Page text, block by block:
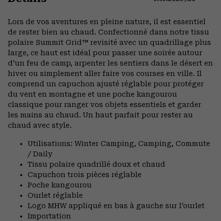
or
Lors de vos aventures en pleine nature, il est essentiel
de rester bien au chaud. Confectionné dans notre tissu
polaire Summit Grid™ revisité avec un quadrillage plus
large, ce haut est idéal pour passer une soirée autour
d’un feu de camp, arpenter les sentiers dans le désert en
hiver ou simplement aller faire vos courses en ville. Il
comprend un capuchon ajusté réglable pour protéger
du vent en montagne et une poche kangourou
classique pour ranger vos objets essentiels et garder
les mains au chaud. Un haut parfait pour rester au
chaud avec style.
Utilisations: Winter Camping, Camping, Commute
/ Daily
Tissu polaire quadrillé doux et chaud
Capuchon trois pièces réglable
Poche kangourou
Ourlet réglable
Logo MHW appliqué en bas à gauche sur l’ourlet
Importation